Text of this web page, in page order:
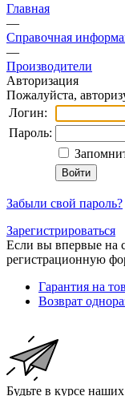
Главная
—
Справочная
—
Производители
Авторизация
Пожалуйста,
Логин:
Пароль:
Забыли свой пароль?
Зарегистрироваться
Если вы впервые на
регистрационную
Гарантия на
Возврат
Будьте в курсе